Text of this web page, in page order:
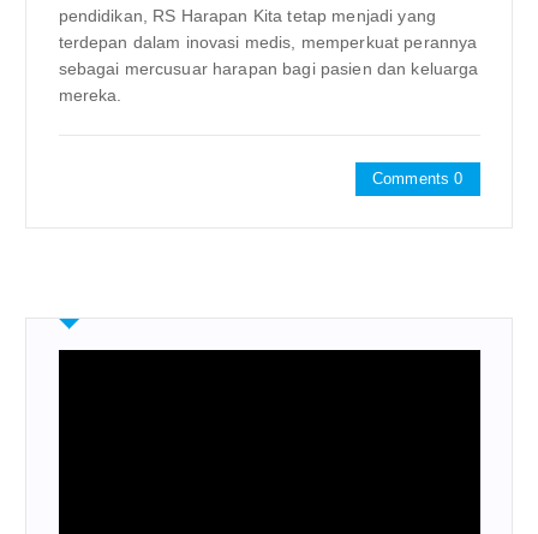
pendidikan, RS Harapan Kita tetap menjadi yang
terdepan dalam inovasi medis, memperkuat perannya
sebagai mercusuar harapan bagi pasien dan keluarga
mereka.
Comments 0